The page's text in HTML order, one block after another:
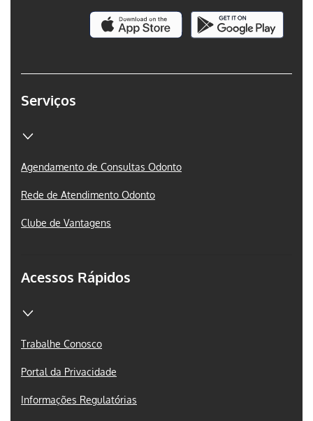
Serviços
Agendamento de Consultas Odonto
Rede de Atendimento Odonto
Clube de Vantagens
Acessos Rápidos
Trabalhe Conosco
Portal da Privacidade
Informações Regulatórias